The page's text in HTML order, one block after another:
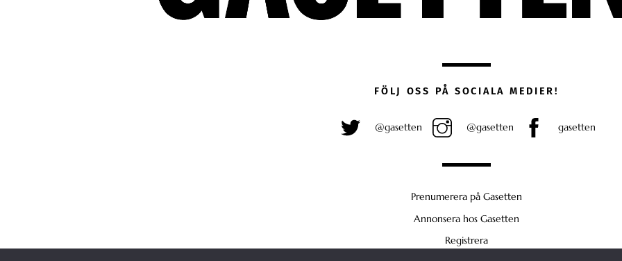
FÖLJ OSS PÅ SOCIALA MEDIER!
@gasetten @gasetten gasetten
Prenumerera på Gasetten
Annonsera hos Gasetten
Registrera